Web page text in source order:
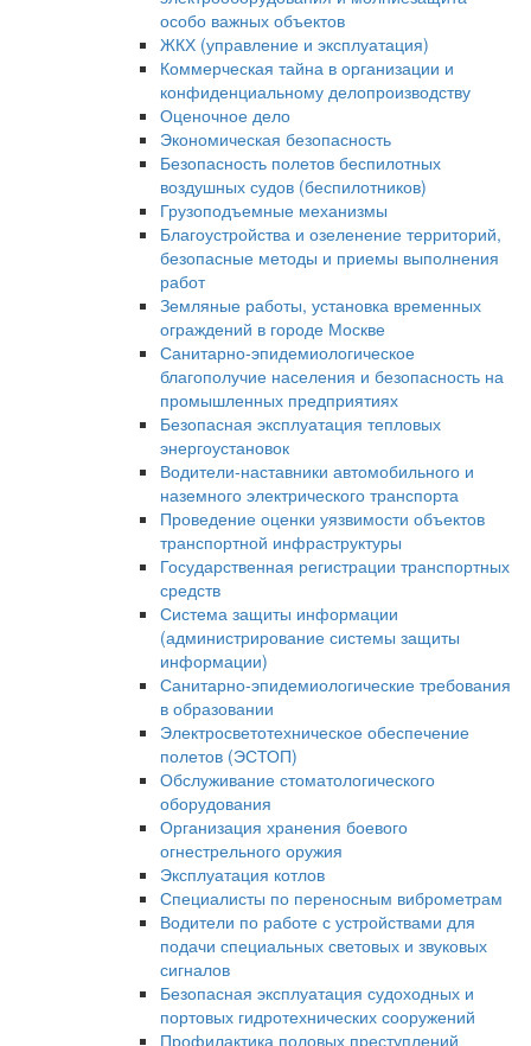
особо важных объектов
ЖКХ (управление и эксплуатация)
Коммерческая тайна в организации и
конфиденциальному делопроизводству
Оценочное дело
Экономическая безопасность
Безопасность полетов беспилотных
воздушных судов (беспилотников)
Грузоподъемные механизмы
Благоустройства и озеленение территорий,
безопасные методы и приемы выполнения
работ
Земляные работы, установка временных
ограждений в городе Москве
Санитарно-эпидемиологическое
благополучие населения и безопасность на
промышленных предприятиях
Безопасная эксплуатация тепловых
энергоустановок
Водители-наставники автомобильного и
наземного электрического транспорта
Проведение оценки уязвимости объектов
транспортной инфраструктуры
Государственная регистрации транспортных
средств
Система защиты информации
(администрирование системы защиты
информации)
Санитарно-эпидемиологические требования
в образовании
Электросветотехническое обеспечение
полетов (ЭСТОП)
Обслуживание стоматологического
оборудования
Организация хранения боевого
огнестрельного оружия
Эксплуатация котлов
Специалисты по переносным виброметрам
Водители по работе с устройствами для
подачи специальных световых и звуковых
сигналов
Безопасная эксплуатация судоходных и
портовых гидротехнических сооружений
Профилактика половых преступлений